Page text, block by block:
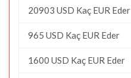
20903 USD Kaç EUR Eder
965 USD Kaç EUR Eder
1600 USD Kaç EUR Eder